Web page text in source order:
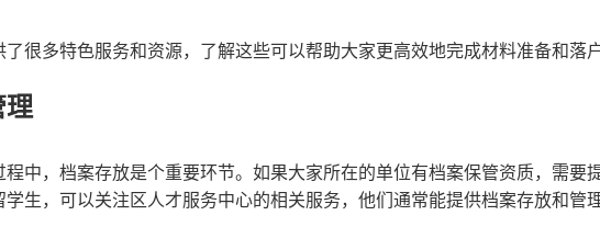
了很多特色服务和资源，了解这些可以帮助大家更高效地完成材料准备和落
理
程中，档案存放是个重要环节。如果大家所在的单位有档案保管资质，需要
学生，可以关注区人才服务中心的相关服务，他们通常能提供档案存放和管